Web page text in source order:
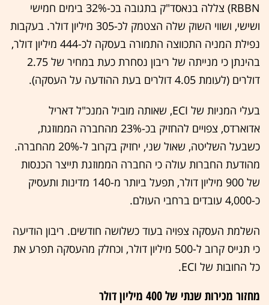
RBBN) צללה בנאסד"ק בתגובה בכ-32% בימים חמישי
ושישי, ושווי השוק שלה הצטמק לכ-305 מיליון דולר. בעקבות
נפילת המניה התכווצה התמורה בעסקה לכ-444 מיליון דולר,
בהינתן כי מנייתה של ריבון נסחרת כעת במחיר של 2.75
דולרים (לעומת 4.05 דולרים בעת ההודעה על העסקה).
בעלי המניות של ECI, שאותה מוביל המנכ"ל דאריל
אדוארדס, צפויים להחזיק בכ-23% מהחברה הממוזגת,
כשבעל השליטה, שאול שני, יחזיק בקרוב ל-20% מהחברה.
מהודעת החברות עולה כי החברה הממוזגת תייצר הכנסות
של 900 מיליון דולר, תפעל ביותר מ-140 מדינות ותעסיק
כ-4,000 עובדים ברחבי העולם.
השלמת העסקה צפויה בעוד כשלושה חודשים. ריבון הודיעה
כי תגייס קרוב ל-500 מיליון דולר, וכחלק מהעסקה תפרע את
כל החובות של ECI.
מחזור מכירות שנתי של 400 מיליון דולר